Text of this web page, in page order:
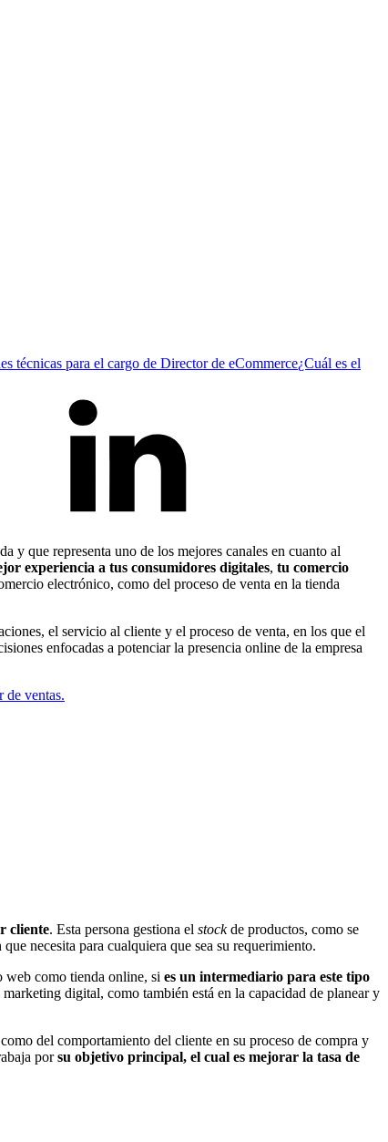
técnicas para el cargo de Director de eCommerce¿Cuál es el
y que representa uno de los mejores canales en cuanto al
experiencia a tus consumidores digitales, tu comercio
electrónico, como del proceso de venta en la tienda
el servicio al cliente y el proceso de venta, en los que el
enfocadas a potenciar la presencia online de la empresa
de ventas.
cliente. Esta persona gestiona el stockde productos, como se
necesita para cualquiera que sea su requerimiento.
web como tienda online, si es un intermediario para este tipo
digital, como también está en la capacidad de planear y
del comportamiento del cliente en su proceso de compra y
porsu objetivo principal, el cual es mejorar la tasa de